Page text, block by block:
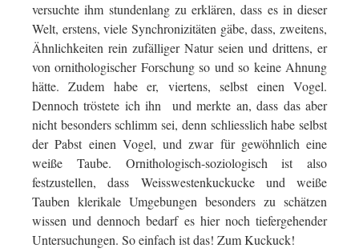
versuchte ihm stundenlang zu erklären, dass es in dieser
Welt, erstens, viele Synchronizitäten gäbe, dass, zweitens,
Ähnlichkeiten rein zufälliger Natur seien und drittens, er
von ornithologischer Forschung so und so keine Ahnung
hätte. Zudem habe er, viertens, selbst einen Vogel.
Dennoch tröstete ich ihn und merkte an, dass das aber
nicht besonders schlimm sei, denn schliesslich habe selbst
der Pabst einen Vogel, und zwar für gewöhnlich eine
weiße Taube. Ornithologisch-soziologisch ist also
festzustellen, dass Weisswestenkuckucke und weiße
Tauben klerikale Umgebungen besonders zu schätzen
wissen und dennoch bedarf es hier noch tiefergehender
Untersuchungen. So einfach ist das! Zum Kuckuck!